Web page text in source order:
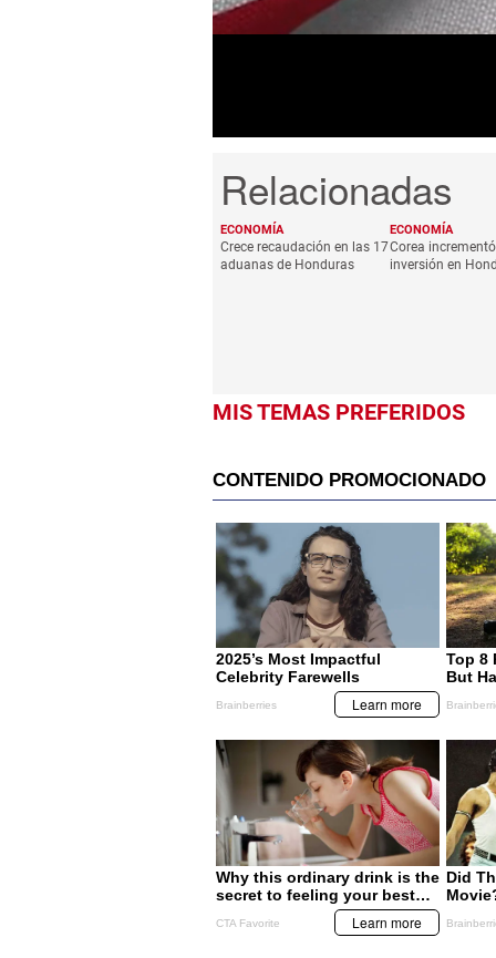
minute,
ECONOMÍA
Crece recaudación en las 17
aduanas de Honduras
ECONOMÍA
Corea
inversión en
MIS TEMAS PREFERIDOS